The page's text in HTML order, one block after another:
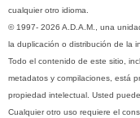
cualquier otro idioma.
© 1997- 2026 A.D.A.M., una
la duplicación o distribución de la
Todo el contenido de este sitio,
metadatos y compilaciones, está
propiedad intelectual. Usted
Cualquier otro uso requiere el